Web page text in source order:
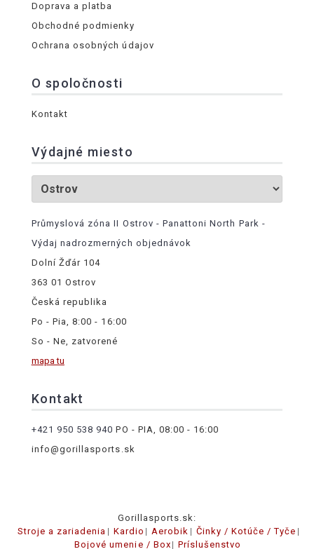
Doprava a platba
Obchodné podmienky
Ochrana osobných údajov
O spoločnosti
Kontakt
Výdajné miesto
Průmyslová zóna II Ostrov - Panattoni North Park -
Výdaj nadrozmerných objednávok
Dolní Žďár 104
363 01 Ostrov
Česká republika
Po - Pia, 8:00 - 16:00
So - Ne, zatvorené
mapa tu
Kontakt
+421 950 538 940 PO - PIA, 08:00 - 16:00
info@gorillasports.sk
Gorillasports.sk:
Stroje a zariadenia
Kardio Aerobik
Činky / Kotúče / Tyče
Bojové umenie / Box
Príslušenstvo